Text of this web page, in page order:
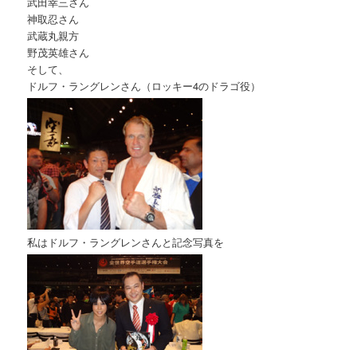
神取忍さん
武蔵丸親方
野茂英雄さん
そして、
ドルフ・ラングレンさん（ロッキー4のドラゴ役）
私はドルフ・ラングレンさんと記念写真を